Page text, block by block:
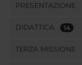
PRESENTAZIONE
DIDATTICA 14
TERZA MISSIONE